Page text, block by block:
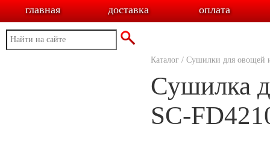
главная доставка оплата
Каталог / Сушилки для овощей
Сушилка
SC-